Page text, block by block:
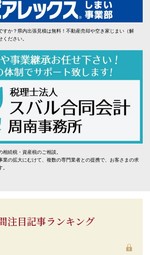
すか？県内出張見積は無料！不動産売却や空き家じまい（解
ださい。
続税・資産税のご相談。
業の拡大にむけて、複数の専門業者との提携で、お客さまの求
注目記事ランキング